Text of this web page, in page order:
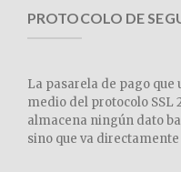
PROTOCOLO DE
La pasarela de pago
medio del protocolo SSL
almacena ningún dato
sino que va